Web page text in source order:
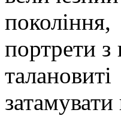
портрети з